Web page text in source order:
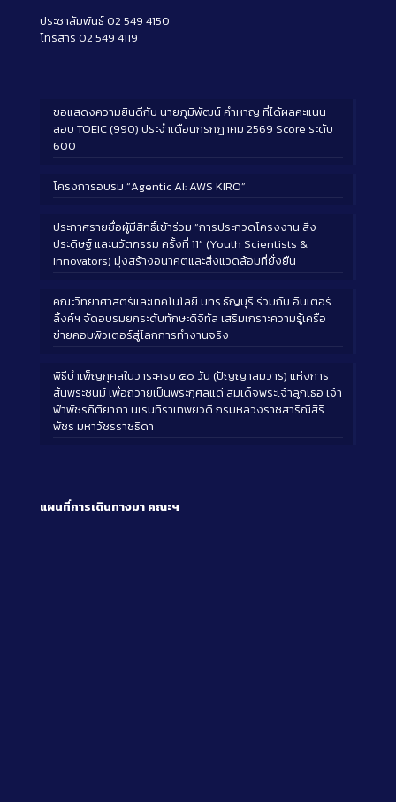
ประชาสัมพันธ์ 02 549 4150
โทรสาร 02 549 4119
ขอแสดงความยินดีกับ นายภูมิพัฒน์ คำหาญ ที่ได้ผลคะแนน
สอบ TOEIC (990) ประจำเดือนกรกฎาคม 2569 Score ระดับ
600
โครงการอบรม “Agentic AI: AWS KIRO”
ประกาศรายชื่อผู้มีสิทธิ์เข้าร่วม “การประกวดโครงงาน สิ่ง
ประดิษฐ์ และนวัตกรรม ครั้งที่ 11” (Youth Scientists &
Innovators) มุ่งสร้างอนาคตและสิ่งแวดล้อมที่ยั่งยืน
คณะวิทยาศาสตร์และเทคโนโลยี มทร.ธัญบุรี ร่วมกับ อินเตอร์
ลิ้งค์ฯ จัดอบรมยกระดับทักษะดิจิทัล เสริมเกราะความรู้เครือ
ข่ายคอมพิวเตอร์สู่โลกการทำงานจริง
พิธีบำเพ็ญกุศลในวาระครบ ๕๐ วัน (ปัญญาสมวาร) แห่งการ
สิ้นพระชนม์ เพื่อถวายเป็นพระกุศลแด่ สมเด็จพระเจ้าลูกเธอ เจ้า
ฟ้าพัชรกิติยาภา นเรนทิราเทพยวดี กรมหลวงราชสาริณีสิริ
พัชร มหาวัชรราชธิดา
แผนที่การเดินทางมา คณะฯ